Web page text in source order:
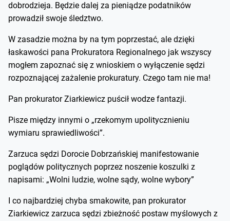
dobrodzieja. Będzie dalej za pieniądze podatników
prowadził swoje śledztwo.
W zasadzie można by na tym poprzestać, ale dzięki
łaskawości pana Prokuratora Regionalnego jak wszyscy
mogłem zapoznać się z wnioskiem o wyłączenie sędzi
rozpoznającej zażalenie prokuratury. Czego tam nie ma!
Pan prokurator Ziarkiewicz puścił wodze fantazji.
Pisze między innymi o „rzekomym upolitycznieniu
wymiaru sprawiedliwości”.
Zarzuca sędzi Dorocie Dobrzańskiej manifestowanie
poglądów politycznych poprzez noszenie koszulki z
napisami: „Wolni ludzie, wolne sądy, wolne wybory”
I co najbardziej chyba smakowite, pan prokurator
Ziarkiewicz zarzuca sędzi zbieżność postaw myślowych z